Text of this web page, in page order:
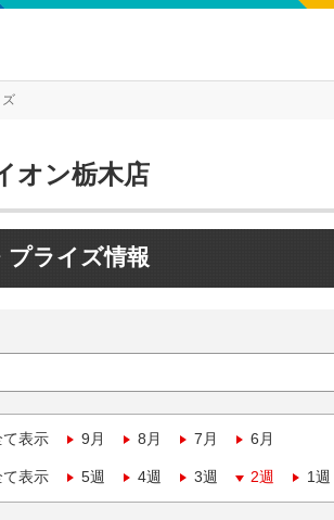
ズ
オン栃木店
プライズ情報
て表示 9月 8月 7月 6月
て表示 5週 4週 3週 2週 1週